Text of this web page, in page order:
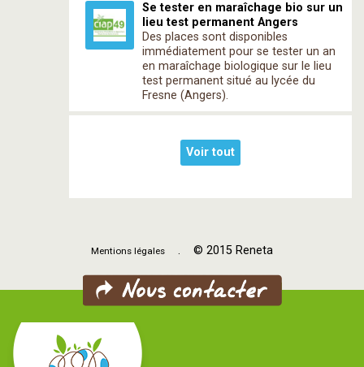
Se tester en maraîchage bio sur un
lieu test permanent Angers
Des places sont disponibles
immédiatement pour se tester un an
en maraîchage biologique sur le lieu
test permanent situé au lycée du
Fresne (Angers).
Voir tout
Mentions légales . © 2015 Reneta